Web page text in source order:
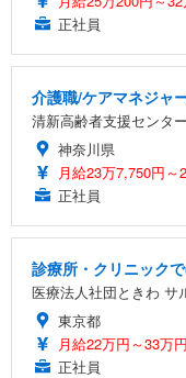
正社員
介護職/ケアマネジャ
清新高齢者支援センター
神奈川県
月給23万7,750円～
正社員
診療所・クリニック
医療法人社団ときわ サ
東京都
月給22万円～33万円
正社員